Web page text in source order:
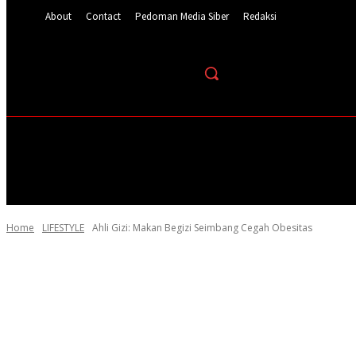
About
Contact Pedoman Media Siber Redaksi
Home LIFESTYLE Ahli Gizi: Makan Begizi Seimbang Cegah Obesitas